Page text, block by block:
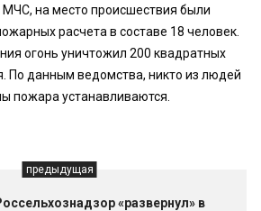
МЧС, на место происшествия были
расчета в составе 18 человек.
огонь уничтожил 200 квадратных
По данным ведомства, никто из людей
пожара устанавливаются.
предыдущая
«развернул» в